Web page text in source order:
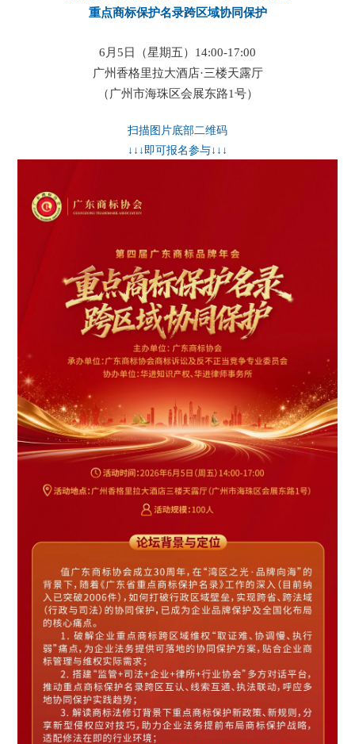
重点商标保护名录跨区域协同保护
6月5日（星期五）14:00-17:00
广州香格里拉大酒店·三楼天露厅
（广州市海珠 区会展东路1号）
扫描图片底部二维码
↓↓↓即可报名参与↓↓↓